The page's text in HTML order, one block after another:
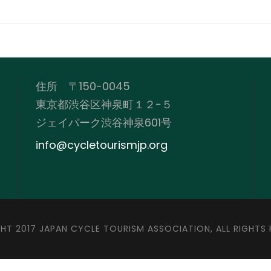
住所 〒150-0045
東京都渋谷区神泉町１２−５
ジェイパーク渋谷神泉601号
info@cycletourismjp.org
2017 JAPAN CYCLE TOURISM ASSOCIATION, ALL RIGHTS